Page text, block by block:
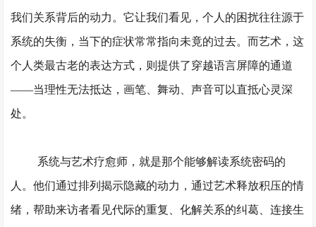
我们关系背后的动力。它让我们看见，个人的困扰往往源于
系统的失衡，当下的症状常常指向未竟的过去。而艺术，这
个人类最古老的表达方式，则提供了穿越语言屏障的通道
——当理性无法抵达，画笔、舞动、声音可以直抵心灵深
处。
系统与艺术疗愈师，就是那个能够解读系统密码的
人。他们通过排列揭示隐藏的动力，通过艺术释放积压的情
绪，帮助来访者看见代际的重复、化解关系的纠葛、连接生